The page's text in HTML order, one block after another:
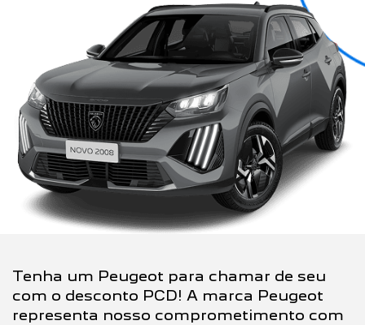
Tenha um Peugeot para chamar de seu
com o desconto PCD! A marca Peugeot
representa nosso comprometimento com